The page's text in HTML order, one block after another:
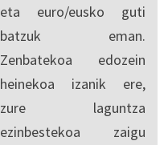
eta euro/eusko guti
batzuk eman.
Zenbatekoa edozein
heinekoa izanik ere,
zure laguntza
ezinbestekoa zaigu